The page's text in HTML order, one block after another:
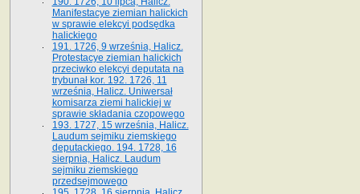
Manifestacye ziemian halickich
w sprawie elekcyi podsędka
halickiego
191. 1726, 9 września, Halicz.
Protestacye ziemian halickich
przeciwko elekcyi deputata na
trybunał kor. 192. 1726, 11
września, Halicz. Uniwersał
komisarza ziemi halickiej w
sprawie składania czopowego
193. 1727, 15 września, Halicz.
Laudum sejmiku ziemskiego
deputackiego. 194. 1728, 16
sierpnia, Halicz. Laudum
sejmiku ziemskiego
przedsejmowego